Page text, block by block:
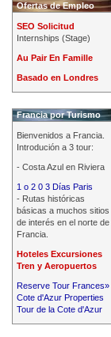
Ofertas de Empleo
SEO Solicitud
Internships (Stage)
Au Pair En Famille
Basado en Londres
Francia por Turismo
Bienvenidos a Francia.
Introdución a 3 tour:
- Costa Azul en Riviera
1 o 2 0 3 Días Paris
- Rutas históricas
básicas a muchos sitios
de interés en el norte de
Francia.
Hoteles Excursiones
Tren y Aeropuertos
Reserve Tour Frances»
Cote d'Azur Properties
Tour de la Cote d'Azur